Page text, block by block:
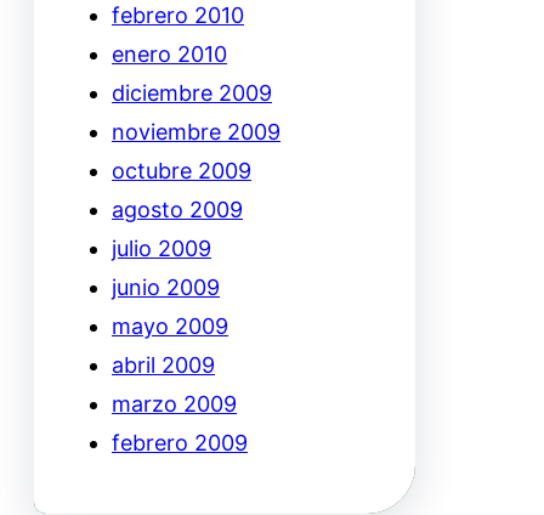
febrero 2010
enero 2010
diciembre 2009
noviembre 2009
octubre 2009
agosto 2009
julio 2009
junio 2009
mayo 2009
abril 2009
marzo 2009
febrero 2009